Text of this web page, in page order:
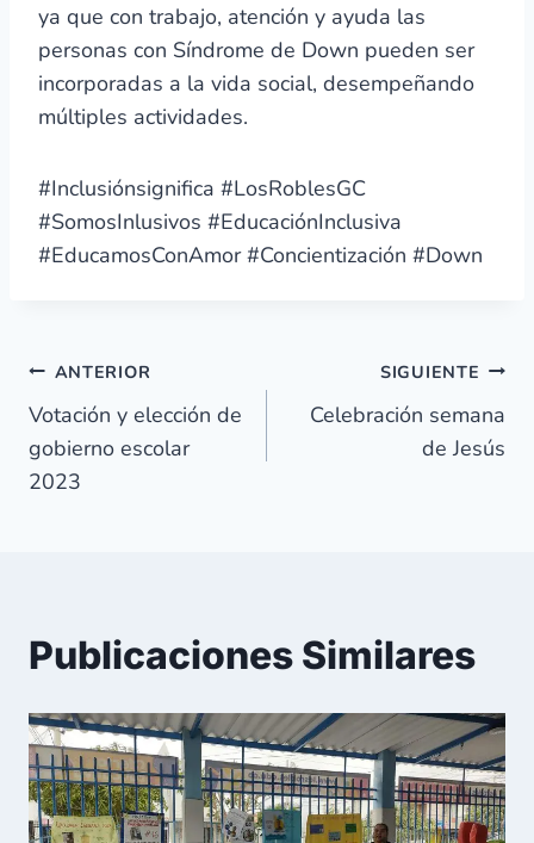
ya que con trabajo, atención y ayuda las
personas con Síndrome de Down pueden ser
incorporadas a la vida social, desempeñando
múltiples actividades.
#Inclusiónsignifica #LosRoblesGC
#SomosInlusivos #EducaciónInclusiva
#EducamosConAmor #Concientización #Down
Navegación
de
entradas
ANTERIOR
Votación y elección de
gobierno escolar
2023
SIGUIENTE
Celebración semana
de Jesús
Publicaciones Similares